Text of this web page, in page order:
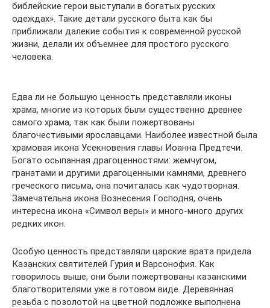
библейские герои выступали в богатых русских
одеждах». Такие детали русского быта как бы
приближали далекие события к современной русской
жизни, делали их объемнее для простого русского
человека.
Едва ли не большую ценность представляли иконы
храма, многие из которых были существенно древнее
самого храма, так как были пожертвованы
благочестивыми ярославцами. Наиболее известной была
храмовая икона Усекновения главы Иоанна Предтечи.
Богато осыпанная драгоценностями: жемчугом,
гранатами и другими драгоценными камнями, древнего
греческого письма, она почиталась как чудотворная.
Замечательна икона Вознесения Господня, очень
интересна икона «Символ веры» и много-много других
редких икон.
Особую ценность представляли царские врата придела
Казанских святителей Гурия и Варсонофия. Как
говорилось выше, они были пожертвованы казанскими
благотворителями уже в готовом виде. Деревянная
резьба с позолотой на цветной подложке выполнена